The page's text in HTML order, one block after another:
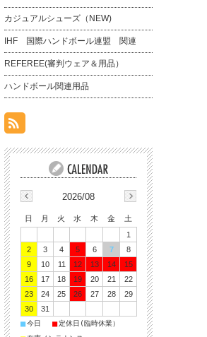
カジュアルシューズ（NEW)
IHF 国際ハンドボール連盟 関連
REFEREE(審判ウェア＆用品）
ハンドボール関連用品
2026/08
日 月 火 水 木 金
土
1
2
3 4 5 6 7
8
9
10 11 12 13 14
15
16
17 18 19 20 21
22
23
24 25 26 27 28
29
30
31
■今日 ■定休日(臨時休業）